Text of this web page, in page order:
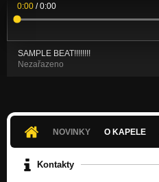
0:00 /0:00
SAMPLE BEAT!!!!!!!!
Nezařazeno
NOVINKY O KAPELE
Kontakty